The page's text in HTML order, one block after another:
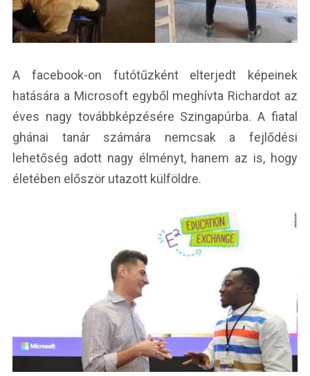
A facebook-on futótűzként elterjedt képeinek
hatására a Microsoft egyből meghívta Richardot az
éves nagy továbbképzésére Szingapúrba. A fiatal
ghánai tanár számára nemcsak a fejlődési
lehetőség adott nagy élményt, hanem az is, hogy
életében először utazott külföldre.